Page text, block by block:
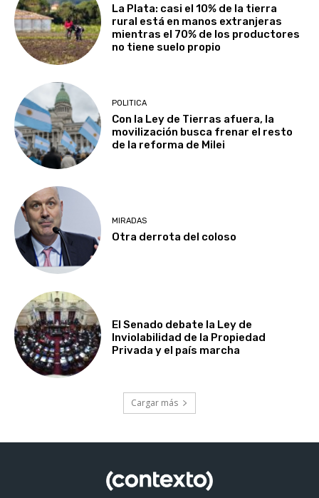
La Plata: casi el 10% de la tierra
rural está en manos extranjeras
mientras el 70% de los productores
no tiene suelo propio
POLITICA
Con la Ley de Tierras afuera, la
movilización busca frenar el resto
de la reforma de Milei
MIRADAS
Otra derrota del coloso
El Senado debate la Ley de
Inviolabilidad de la Propiedad
Privada y el país marcha
Cargar más